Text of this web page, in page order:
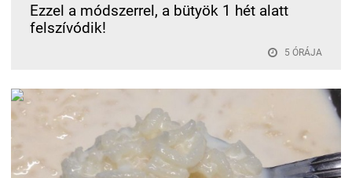
Ezzel a módszerrel, a bütyök 1 hét alatt
felszívódik!
5 ÓRÁJA